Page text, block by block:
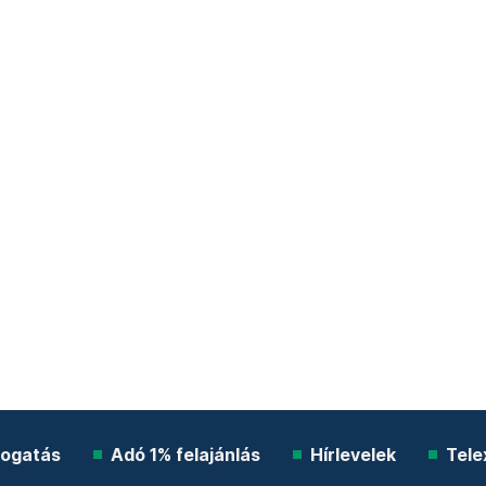
Adó 1% felajánlás Hírlevelek